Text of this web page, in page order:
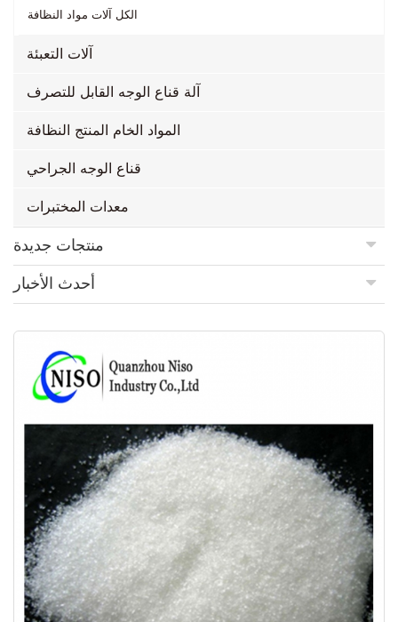
الكل آلات مواد النظافة
آلات التعبئة
آلة قناع الوجه القابل للتصرف
المواد الخام المنتج النظافة
قناع الوجه الجراحي
معدات المختبرات
منتجات جديدة
أحدث الأخبار